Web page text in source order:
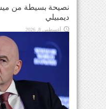
نصيحة بسيطة من
ديمبيلي
أغسطس 8, 2026